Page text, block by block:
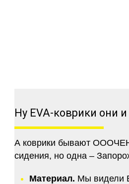
Ну EVA-коврики они
А коврики бывают
сидения, но одна –
Материал. Мы видели